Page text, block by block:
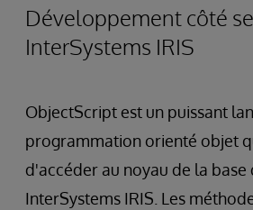
Développement côté
InterSystems IRIS
ObjectScript est un puissant
programmation orienté objet
d'accéder au noyau de la base
InterSystems IRIS. Les